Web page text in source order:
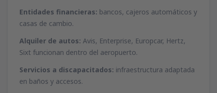
Entidades financieras: bancos, cajeros automáticos y
casas de cambio.
Alquiler de autos: Avis, Enterprise, Europcar, Hertz,
Sixt funcionan dentro del aeropuerto.
Servicios a discapacitados: infraestructura adaptada
en baños y accesos.